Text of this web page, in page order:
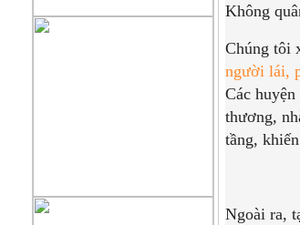
Không
Chúng tôi
người lái,
Các
thương,
tầng,
Ngoài ra,